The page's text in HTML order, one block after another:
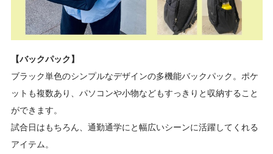
【バックパック】
ブラック単色のシンプルなデザインの多機能バックパック。ポケ
ットも複数あり、パソコンや小物などもすっきりと収納すること
ができます。
試合日はもちろん、通勤通学にと幅広いシーンに活躍してくれる
アイテム。